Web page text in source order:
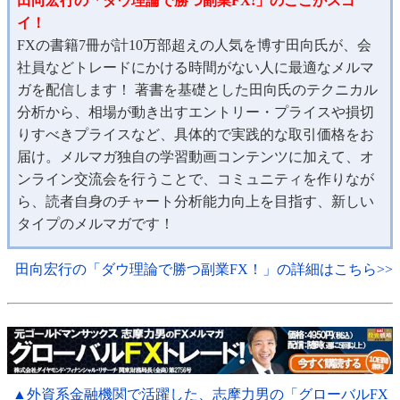
イ！
FXの書籍7冊が計10万部超えの人気を博す田向氏が、会
社員などトレードにかける時間がない人に最適なメルマ
ガを配信します！ 著書を基礎とした田向氏のテクニカル
分析から、相場が動き出すエントリー・プライスや損切
りすべきプライスなど、具体的で実践的な取引価格をお
届け。メルマガ独自の学習動画コンテンツに加えて、オ
ンライン交流会を行うことで、コミュニティを作りなが
ら、読者自身のチャート分析能力向上を目指す、新しい
タイプのメルマガです！
田向宏行の「ダウ理論で勝つ副業FX！」の詳細はこちら>>
▲外資系金融機関で活躍した、志摩力男の「グローバルFX